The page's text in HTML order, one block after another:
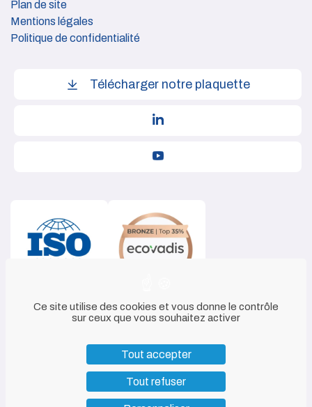
Plan de site
Mentions légales
Politique de confidentialité
Télécharger notre plaquette
Ce site utilise des cookies et vous donne le contrôle
sur ceux que vous souhaitez activer
Tout accepter
Tout refuser